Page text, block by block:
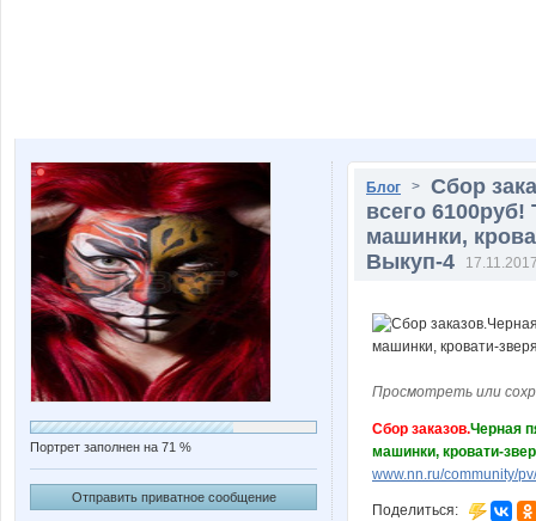
Портрет заполнен на 71 %
Отправить приватное сообщение
Блог > Сбор
всего 6100руб!
машинки,
Выкуп-4
Просмотреть или
Сбор заказов.Черная
машинки, кровати-
www.nn.ru/community/
Поделиться: